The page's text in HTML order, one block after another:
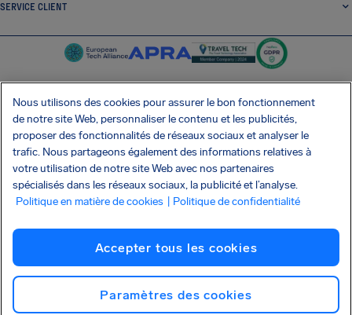
SERVICE CLIENT
SocialFacebook
SocialTwitter
SocialInstagram
SocialLinkedin
OBTENEZ NOTRE APPLI GRATUITE
Politique de confidentialité Cookies Imprint
Attaque de la chaîne d'approvisionnement Shai-Hulud
Copyright © 2026 AirHelp
Nous utilisons des cookies pour assurer le bon fonctionnement
de notre site Web, personnaliser le contenu et les publicités,
proposer des fonctionnalités de réseaux sociaux et analyser le
trafic. Nous partageons également des informations relatives à
votre utilisation de notre site Web avec nos partenaires
spécialisés dans les réseaux sociaux, la publicité et l’analyse.
Politique en matière de cookies
| Politique de confidentialité
Accepter tous les cookies
Paramètres des cookies